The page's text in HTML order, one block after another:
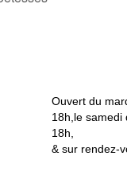
Ouvert du
18h,le samedi
18h,
& sur rendez-